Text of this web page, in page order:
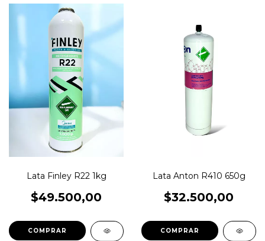
Lata Finley R22 1kg
$49.500,00
Lata Anton R410 650g
$32.500,00